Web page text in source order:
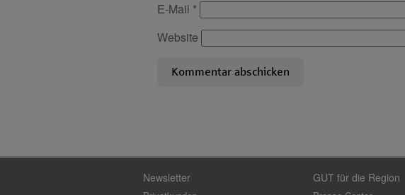
E-Mail *
Website
Newsletter GUT für die Region